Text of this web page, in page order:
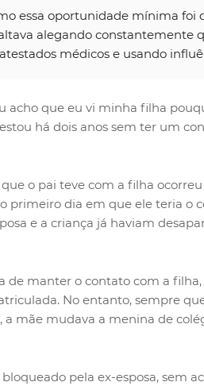
essa oportunidade mínima foi
alegando constantemente
médicos e usando
acho que eu vi minha filha
há dois anos sem ter um
o pai teve com a filha
primeiro dia em que ele teria o
e a criança já haviam
de manter o contato com a filha,
No entanto, sempre
a mãe mudava a menina de
pela ex-esposa, sem